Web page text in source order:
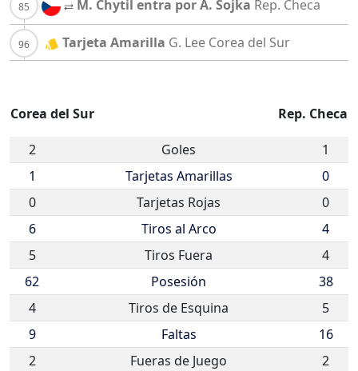
M. Chytil entra por A. Sojka Rep. Checa
Tarjeta Amarilla G. Lee Corea del Sur
Corea del Sur Rep. Checa
2 Goles
1
1
Tarjetas Amarillas
0
0
Tarjetas Rojas
0
6
Tiros al Arco
4
5
Tiros Fuera
4
62
Posesión
38
4
Tiros de Esquina
5
9
Faltas
16
2
Fueras de Juego 2